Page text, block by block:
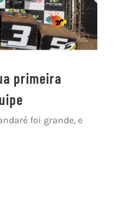
primeira
foi grande, e